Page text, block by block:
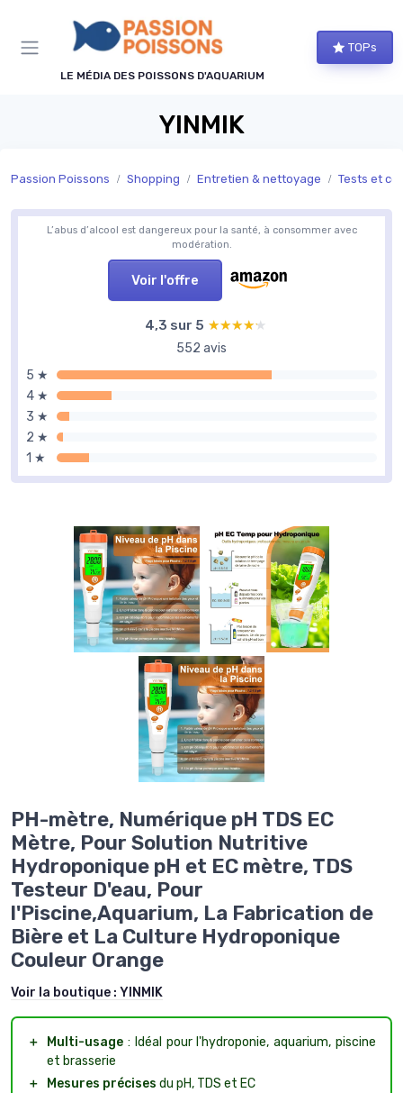
LE MÉDIA DES POISSONS D'AQUARIUM
TOPs
YINMIK
Passion Poissons Shopping Entretien & nettoyage Tests et
L’abus d’alcool est dangereux pour la santé, à consommer avec
modération.
Voir l'offre
4,3 sur 5 ★★★★★
★★★★★
552 avis
5 ★
4 ★
3 ★
2 ★
1 ★
PH-mètre, Numérique pH TDS EC
Mètre, Pour Solution Nutritive
Hydroponique pH et EC mètre, TDS
Testeur D'eau, Pour
l'Piscine,Aquarium, La Fabrication de
Bière et La Culture Hydroponique
Couleur Orange
Voir la boutique : YINMIK
＋ Multi-usage : Idéal pour l'hydroponie, aquarium, piscine
et brasserie
＋
Mesures précises du pH, TDS et EC